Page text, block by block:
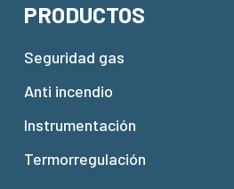
PRODUCTOS
Seguridad gas
Anti incendio
Instrumentación
Termorregulación